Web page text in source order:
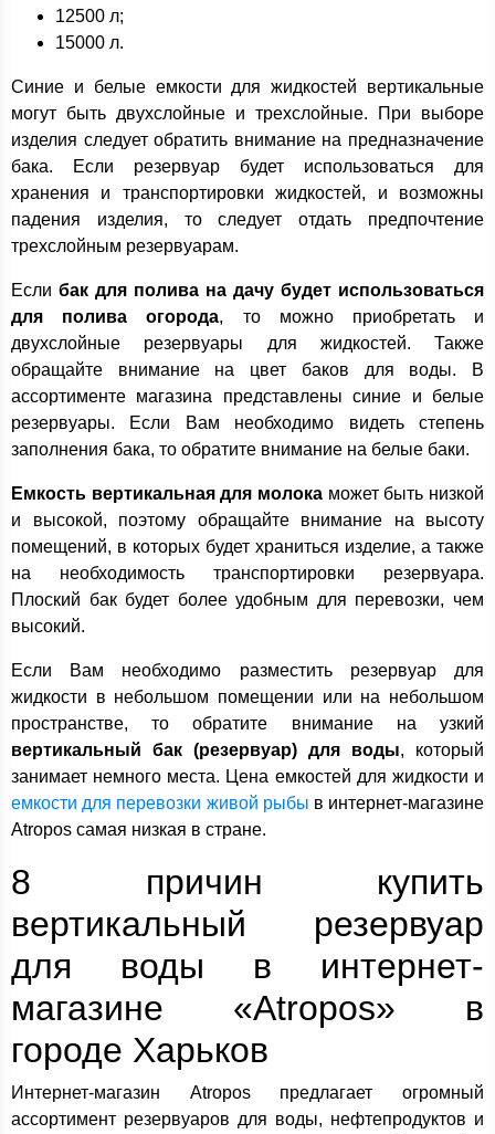
12500 л;
15000 л.
Синие и белые емкости для жидкостей вертикальные
могут быть двухслойные и трехслойные. При выборе
изделия следует обратить внимание на предназначение
бака. Если резервуар будет использоваться для
хранения и транспортировки жидкостей, и возможны
падения изделия, то следует отдать предпочтение
трехслойным резервуарам.
Если бак для полива на дачу будет использоваться
для полива огорода, то можно приобретать и
двухслойные резервуары для жидкостей. Также
обращайте внимание на цвет баков для воды. В
ассортименте магазина представлены синие и белые
резервуары. Если Вам необходимо видеть степень
заполнения бака, то обратите внимание на белые баки.
Емкость вертикальная для молока может быть низкой
и высокой, поэтому обращайте внимание на высоту
помещений, в которых будет храниться изделие, а также
на необходимость транспортировки резервуара.
Плоский бак будет более удобным для перевозки, чем
высокий.
Если Вам необходимо разместить резервуар для
жидкости в небольшом помещении или на небольшом
пространстве, то обратите внимание на узкий
вертикальный бак (резервуар) для воды, который
занимает немного места. Цена емкостей для жидкости и
емкости для перевозки живой рыбы в интернет-магазине
Atropos самая низкая в стране.
8 причин купить
вертикальный резервуар
для воды в интернет-
магазине «Atropos» в
городе Харьков
Интернет-магазин Atropos предлагает огромный
ассортимент резервуаров для воды, нефтепродуктов и